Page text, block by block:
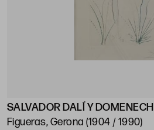
SALVADOR DALÍ Y DOMENECH
Figueras, Gerona (1904 / 1990)